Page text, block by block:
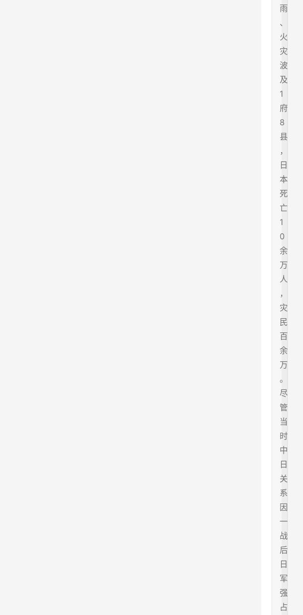
雨
、
火
灾
波
及
1
府
8
县
，
日
本
死
亡
1
0
余
万
人
，
灾
民
百
余
万
。
尽
管
当
时
中
日
关
系
因
一
战
后
日
军
强
占